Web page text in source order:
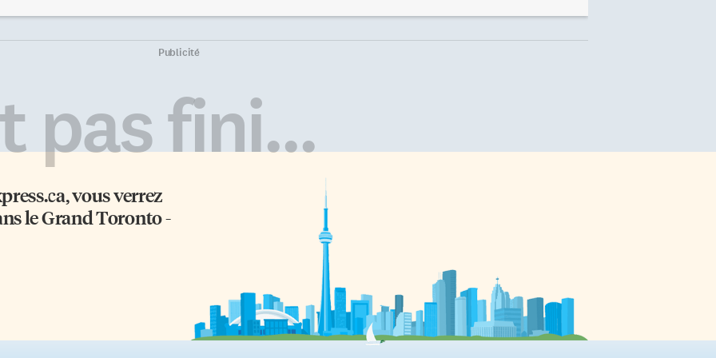
fondamentales gouvernant
qui composent son noyau.
exemple, un atome
(élément numéro 1)
francophones en situation
«Nous avons initié ce matin un
suprême du Canada traduise les
jugements qu’elle a rendus
antérieurement à l’adoption de la
Loi sur les langues officielles», a
ainsi que de rencontrer le
Publicité
pas fini...
, vous verrez
le Grand Toronto -